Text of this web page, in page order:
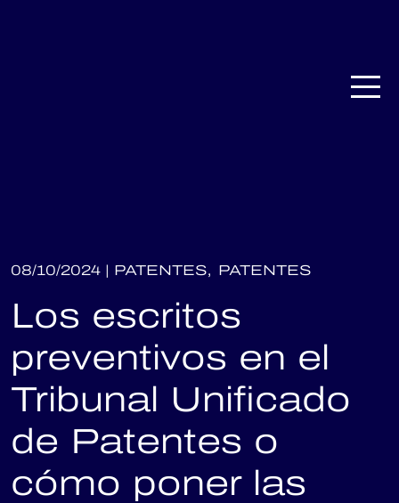
08/10/2024 | PATENTES, PATENTES
Los escritos
preventivos en el
Tribunal Unificado
de Patentes o
cómo poner las